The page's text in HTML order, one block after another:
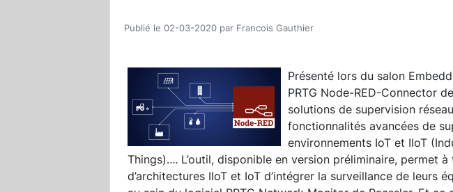
Publié le 02-03-2020 par Francois Gauthier
Présenté lors du salon
PRTG Node-RED-Connector
solutions de supervision réseau
fonctionnalités avancées de
environnements IoT et IIoT
Things).... L’outil, disponible en version préliminaire, permet
d’architectures IIoT et IoT d’intégrer la surveillance de leurs